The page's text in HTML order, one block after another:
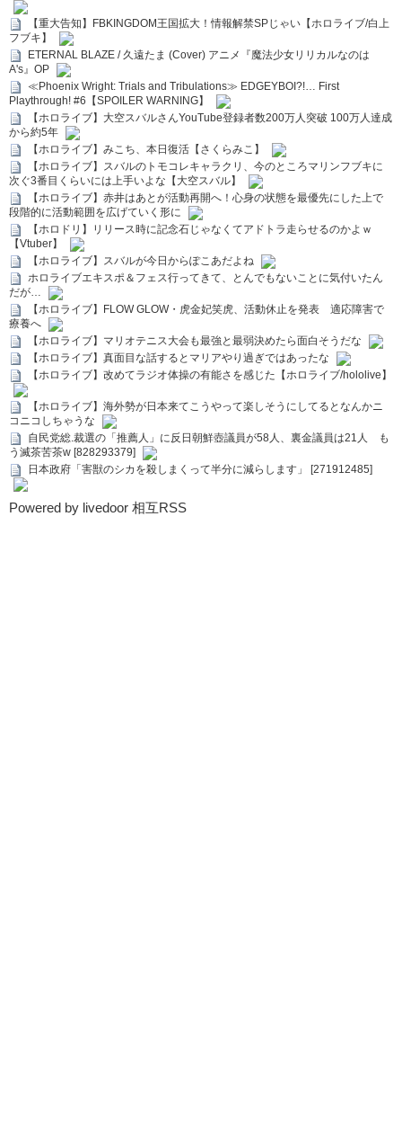
【重大告知】FBKINGDOM王国拡大！情報解禁SPじゃい【ホロライブ/白上
フブキ】
ETERNAL BLAZE / 久遠たま (Cover) アニメ『魔法少女リリカルなのは
A's』OP
≪Phoenix Wright: Trials and Tribulations≫ EDGEYBOI?!… First
Playthrough! #6【SPOILER WARNING】
【ホロライブ】大空スバルさんYouTube登録者数200万人突破 100万人達成
から約5年
【ホロライブ】みこち、本日復活【さくらみこ】
【ホロライブ】スバルのトモコレキャラクリ、今のところマリンフブキに
次ぐ3番目くらいには上手いよな【大空スバル】
【ホロライブ】赤井はあとが活動再開へ！心身の状態を最優先にした上で
段階的に活動範囲を広げていく形に
【ホロドリ】リリース時に記念石じゃなくてアドトラ走らせるのかよｗ
【Vtuber】
【ホロライブ】スバルが今日からぽこあだよね
ホロライブエキスポ＆フェス行ってきて、とんでもないことに気付いたん
だが…
【ホロライブ】FLOW GLOW・虎金妃笑虎、活動休止を発表 適応障害で
療養へ
【ホロライブ】マリオテニス大会も最強と最弱決めたら面白そうだな
【ホロライブ】真面目な話するとマリアやり過ぎではあったな
【ホロライブ】改めてラジオ体操の有能さを感じた【ホロライブ/hololive】
【ホロライブ】海外勢が日本来てこうやって楽しそうにしてるとなんかニ
コニコしちゃうな
自民党総.裁選の「推薦人」に反日朝鮮壺議員が58人、裏金議員は21人 も
う滅茶苦茶w [828293379]
日本政府「害獣のシカを殺しまくって半分に減らします」 [271912485]
Powered by livedoor 相互RSS